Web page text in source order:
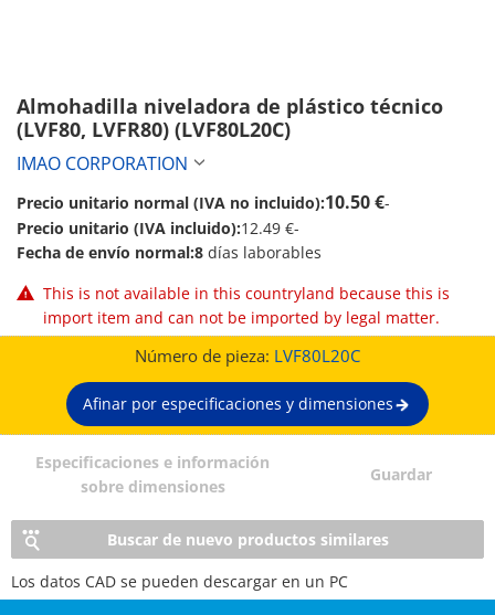
Almohadilla niveladora de plástico técnico
(LVF80, LVFR80) (LVF80L20C)
IMAO CORPORATION
Precio unitario normal (IVA no incluido):10.50 €-
Precio unitario (IVA incluido):12.49 €-
Fecha de envío normal:8 días laborables
This is not available in this countryland because this is
import item and can not be imported by legal matter.
Número de pieza: LVF80L20C
Afinar por especificaciones y dimensiones
Especificaciones e información
sobre dimensiones
Guardar
Buscar de nuevo productos similares
Los datos CAD se pueden descargar en un PC